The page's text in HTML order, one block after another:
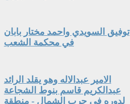
توفيق السويدي واحمد مختار بابان
في محكمة الشعب
الامير عبدالاله وهو يقلد الرائد
عبدالكريم قاسم بنوط الشجاعة
لدوره في حرب الشمال - منطقة